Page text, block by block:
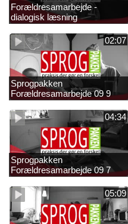
Forældresamarbejde -
dialogisk læsning
02:07
Sprogpakken
Forældresamarbejde 09 9
04:34
Sprogpakken
Forældresamarbejde 09 7
05:09